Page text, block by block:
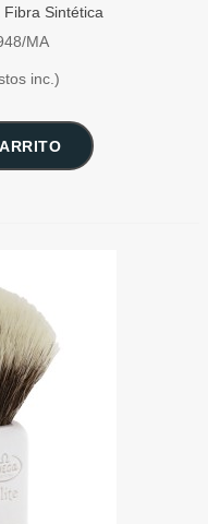
Sintética
MA
inc.)